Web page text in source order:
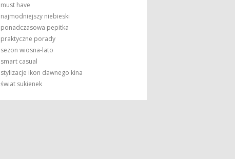
must have
najmodniejszy niebieski
ponadczasowa pepitka
praktyczne porady
sezon wiosna-lato
smart casual
stylizacje ikon dawnego kina
świat sukienek